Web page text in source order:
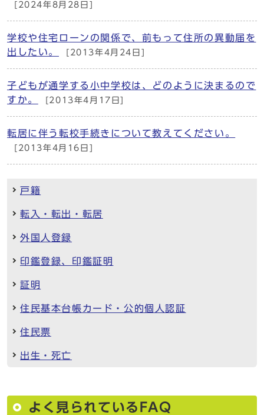
[2024年8月28日]
学校や住宅ローンの関係で、前もって住所の異動届を
出したい。
[2013年4月24日]
子どもが通学する小中学校は、どのように決まるので
すか。
[2013年4月17日]
転居に伴う転校手続きについて教えてください。
[2013年4月16日]
戸籍
転入・転出・転居
外国人登録
印鑑登録、印鑑証明
証明
住民基本台帳カード・公的個人認証
住民票
出生・死亡
よく見られているFAQ